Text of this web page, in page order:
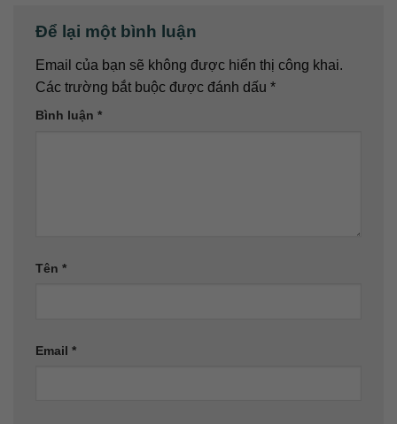
Để lại một bình luận
Email của bạn sẽ không được hiển thị công khai.
Các trường bắt buộc được đánh dấu *
Bình luận *
Tên *
Email *